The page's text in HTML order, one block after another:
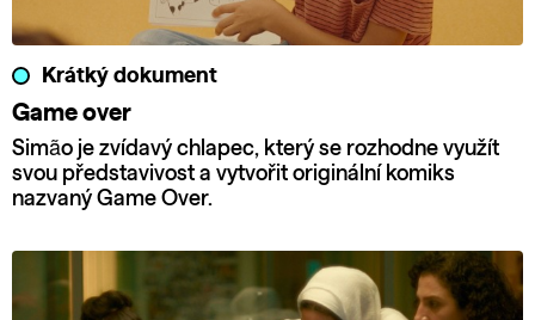
Krátký dokument
Game over
Simão je zvídavý chlapec, který se rozhodne využít
svou představivost a vytvořit originální komiks
nazvaný Game Over.